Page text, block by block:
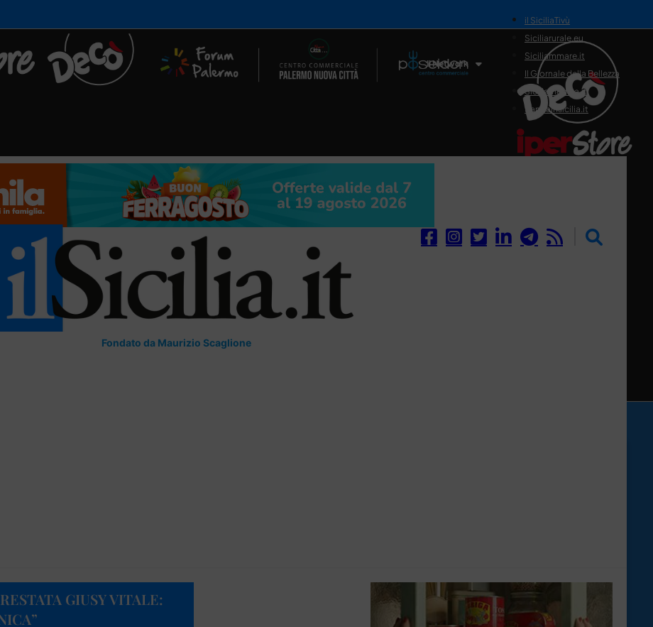
Il Network
il SiciliaTivù
Siciliarurale.eu
Siciliammare.it
Il Giornale della Bellezza
Siciliamedica.it
Sanitainsicilia.it
Fondato da Maurizio Scaglione
GIUSY VITALE: